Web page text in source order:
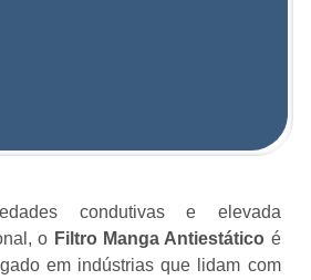
condutivas e elevada
o Filtro Manga Antiestático é
em indústrias que lidam com